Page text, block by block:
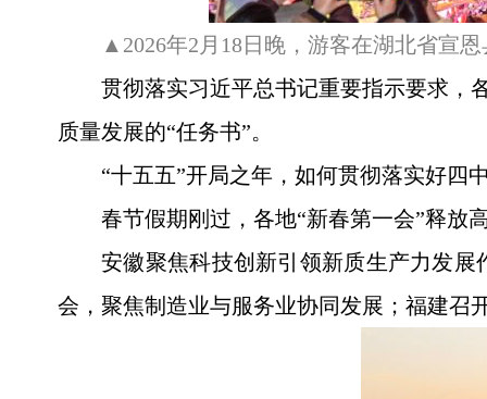
▲2026年2月18日晚，游客在湖北省宣
贯彻落实习近平总书记重要指示要求，
质量发展的“任务书”。
“十五五”开局之年，如何贯彻落实好四
春节假期刚过，各地“新春第一会”释放
安徽聚焦科技创新引领新质生产力发
会，聚焦制造业与服务业协同发展；福建